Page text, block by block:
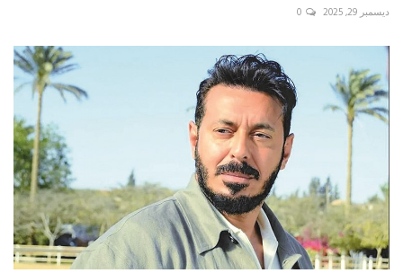
ديسمبر 29, 2025 0